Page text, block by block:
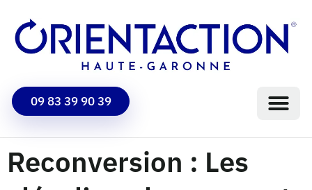
09 83 39 90 39
Reconversion : Les